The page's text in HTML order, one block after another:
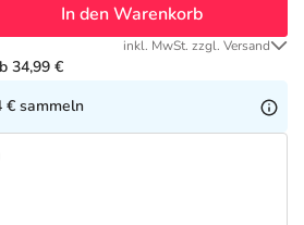
In den Warenkorb
inkl. MwSt. zzgl. Versand
34,99 €
€ sammeln